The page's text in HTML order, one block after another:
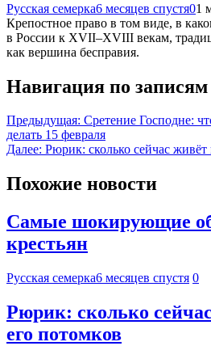
Русская семерка6 месяцев спустя01
Крепостное право в том виде, в
в России к XVII–XVIII векам,
как вершина бесправия.
Навигация по записям
Предыдущая: Сретение Господне:
делать 15 февраля
Далее: Рюрик: сколько сейчас
Похожие новости
Самые шокирующие
крестьян
Русская семерка6 месяцев спустя 0
Рюрик: сколько
его потомков